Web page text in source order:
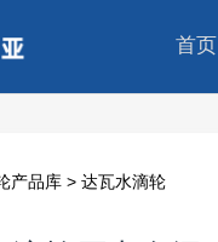
首页
产品库 > 达瓦水滴轮